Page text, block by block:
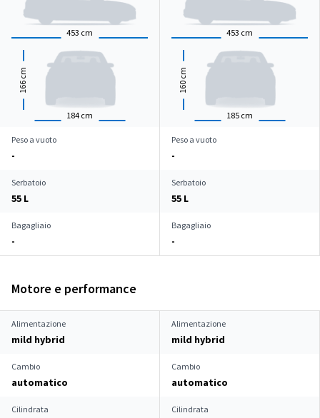
453 cm
184 cm
166
cm
453 cm
185 cm
160
cm
Peso a vuoto
-
Peso a vuoto
-
Serbatoio
55 L
Serbatoio
55 L
Bagagliaio
-
Bagagliaio
-
Motore e performance
Alimentazione
mild hybrid
Alimentazione
mild hybrid
Cambio
automatico
Cambio
automatico
Cilindrata Cilindrata